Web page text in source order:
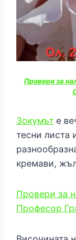
Провери за
Зокумът е
тесни листа
кремави,
Провери за
Професор